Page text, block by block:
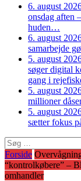
6. august
onsdag aften
huden…
6. august
samarbejde
5. august
søger digital
gang i
5. august
millioner
5. august
sætter fokus
Søg
efter:
Forside
“kontrolkøbere” –
omhandler